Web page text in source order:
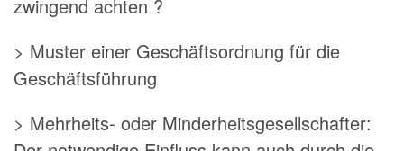
zwingend achten ?
> Muster einer Geschäftsordnung für die
Geschäftsführung
> Mehrheits- oder Minderheitsgesellschafter: